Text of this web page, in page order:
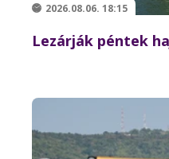
2026.08.06. 18:15
Lezárják péntek